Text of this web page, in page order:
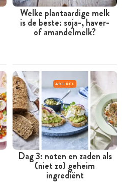
Welke plantaardige melk
is de beste: soja-, haver-
of amandelmelk?
ARTIKEL
Dag 3: noten en zaden als
(niet zo) geheim
ingrediënt